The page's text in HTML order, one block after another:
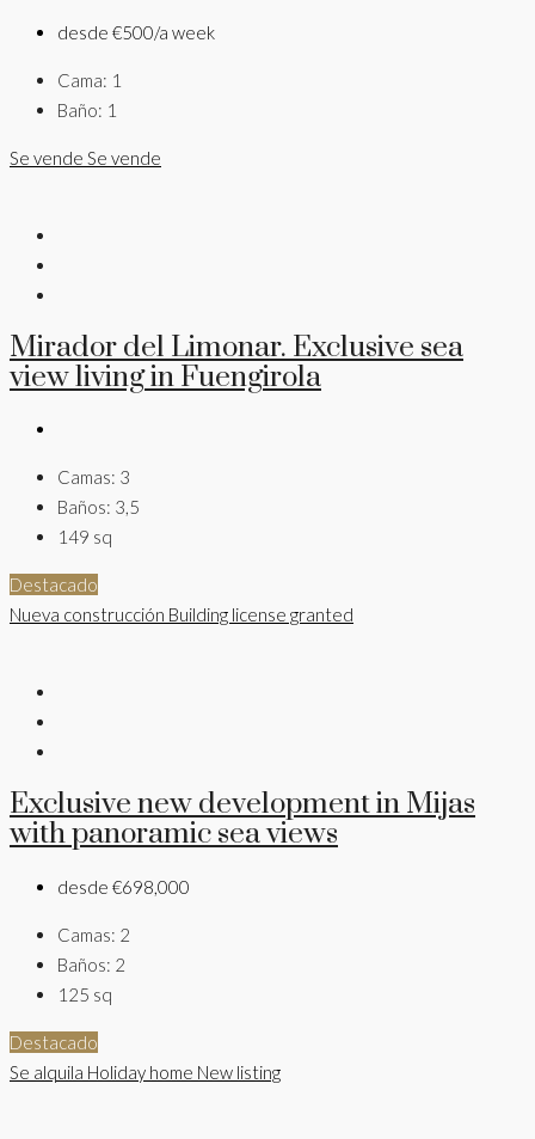
desde €500/a week
Cama: 1
Baño: 1
Se vende Se vende
Mirador del Limonar. Exclusive sea
view living in Fuengirola
Camas: 3
Baños: 3,5
149 sq
Destacado
Nueva construcción Building license granted
Exclusive new development in Mijas
with panoramic sea views
desde €698,000
Camas: 2
Baños: 2
125 sq
Destacado
Se alquila Holiday home New listing